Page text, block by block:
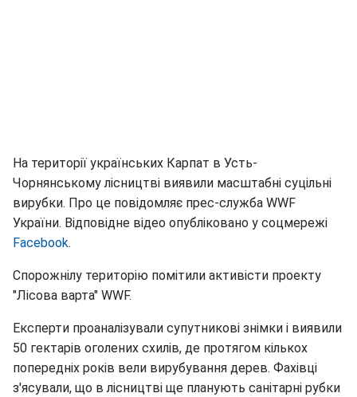
На території українських Карпат в Усть-
Чорнянському лісництві виявили масштабні суцільні
вирубки. Про це повідомляє прес-служба WWF
України. Відповідне відео опубліковано у соцмережі
Facebook.
Спорожнілу територію помітили активісти проекту
"Лісова варта" WWF.
Експерти проаналізували супутникові знімки і виявили
50 гектарів оголених схилів, де протягом кількох
попередніх років вели вирубування дерев. Фахівці
з'ясували, що в лісництві ще планують санітарні рубки